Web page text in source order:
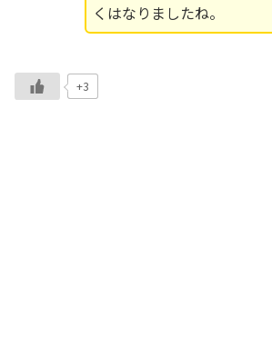
くはなりましたね。
+3